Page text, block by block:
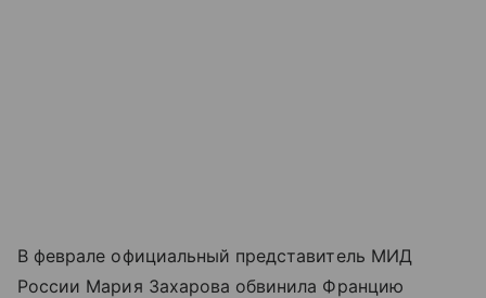
В феврале официальный представитель МИД
России Мария Захарова обвинила Францию